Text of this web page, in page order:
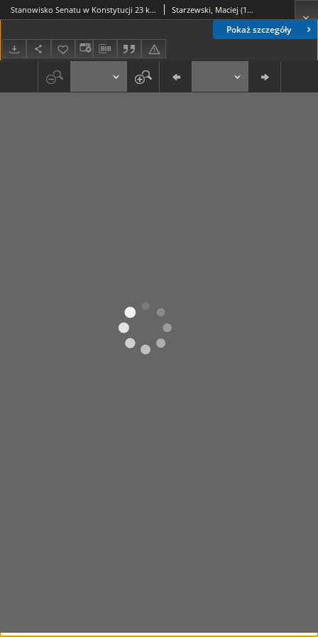
Pokaż szczegóły
Stanowisko Senatu w Konstytucji 23 kwietnia 1935 r. : III Zjazd Prawników Polskich Katowice-Kraków, 5-8 XI 1936 - Sekcja Prawa Państwowego Starzewski, Maciej (1891-1944)